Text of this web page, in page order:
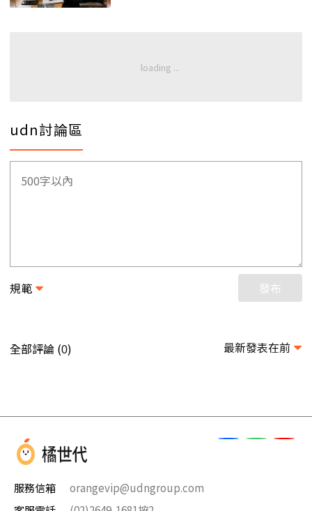
udn討論區
規範 發布
全部評論 (0) 最新發表在前
服務信箱
orangevip@udngroup.com